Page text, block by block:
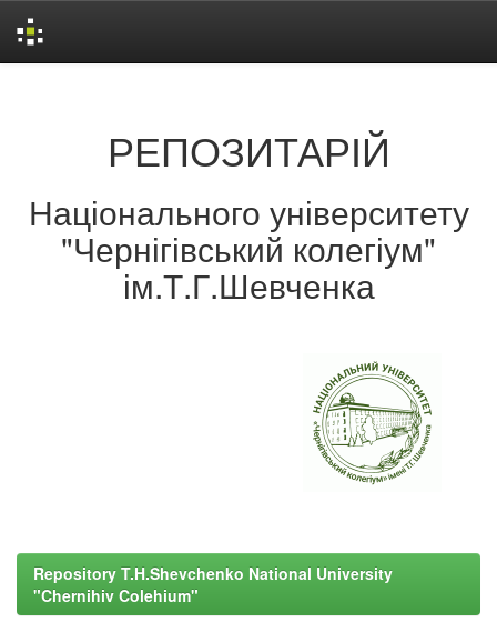
РЕПОЗИТАРІЙ
Національного університету
"Чернігівський колегіум"
ім.Т.Г.Шевченка
Repository T.H.Shevchenko National University
"Chernihiv Colehium"